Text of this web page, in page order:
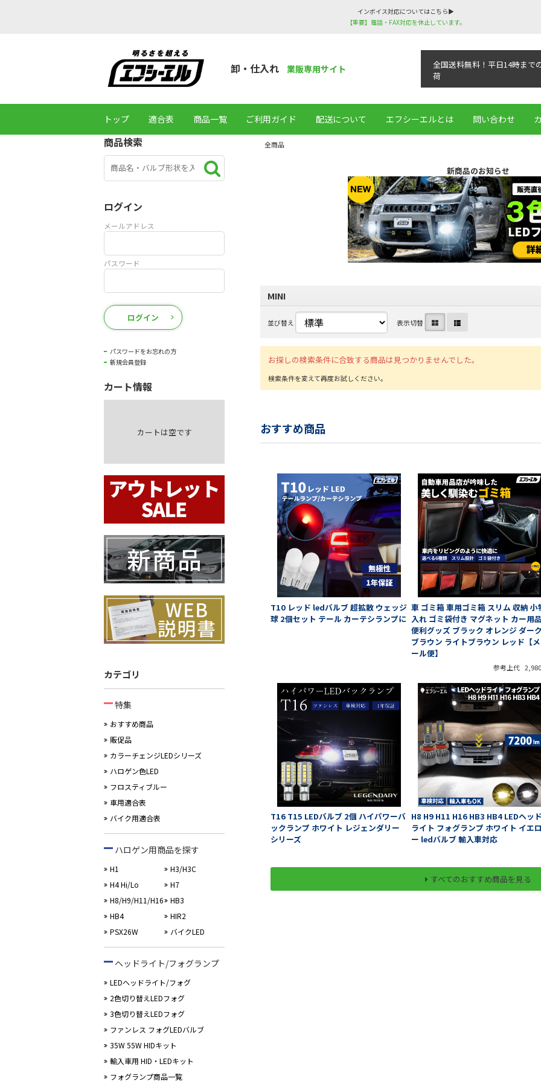
インボイス対応についてはこちら▶
【重要】電話・FAX対応を休止しています。
卸・仕入れ 業販専用サイト
全国送料無料！平日14時まで
荷
トップ 適合表 商品一覧 ご利用ガイド 配送について エフシーエルとは 問い合わせ
全商品
新商品のお知らせ
MINI
並び替え 表示切替
お探しの検索条件に合致する商品は見つかりませんでした。
おすすめ商品
T10 レッド ledバルブ 超拡散 ウェッジ
球 2個セット テール カーテシランプに
車 ゴミ箱 車用ゴミ箱 スリム 収納 小
入れ ゴミ袋付き マグネット カー用
便利グッズ ブラック オレンジ ダー
ブラウン ライトブラウン レッド【メ
ール便】
参考上代
T16 T15 LEDバルブ 2個 ハイパワーバ
ックランプ ホワイト レジェンダリー
シリーズ
H8 H9 H11 H16 HB3 HB4 LEDヘッ
ライト フォグランプ ホワイト イエ
ー ledバルブ 輸入車対応
すべてのおすすめ商品を見る
商品検索
ログイン
メールアドレス
パスワード
ログイン
パスワードをお忘れの方
新規会員登録
カート情報
カートは空です
カテゴリ
特集
おすすめ商品
販促品
カラーチェンジLEDシリーズ
ハロゲン色LED
フロスティブルー
車用適合表
バイク用適合表
ハロゲン用商品を探す
H1
H3/H3C
H4 Hi/Lo
H7
H8/H9/H11/H16
HB3
HB4
HIR2
PSX26W
バイクLED
ヘッドライト/フォグランプ
LEDヘッドライト/フォグ
2色切り替えLEDフォグ
3色切り替えLEDフォグ
ファンレス フォグLEDバルブ
35W 55W HIDキット
輸入車用 HID・LEDキット
フォグランプ商品一覧